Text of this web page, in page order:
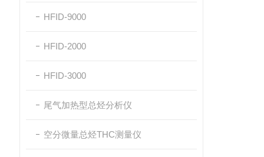
HFID-9000
HFID-2000
HFID-3000
尾气加热型总烃分析仪
空分微量总烃THC测量仪